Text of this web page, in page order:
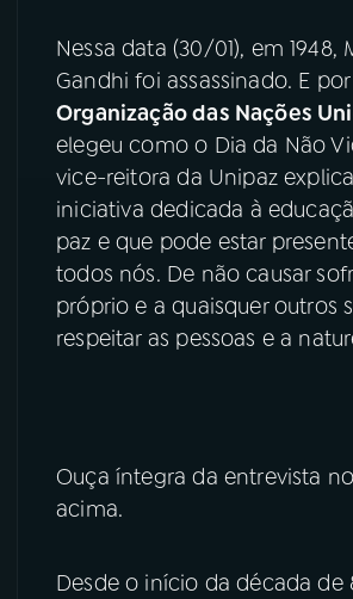
FESTIVAL DE MÚSICA
ACOMPANHE A RÁDIO NACIONAL
YouTube Facebook
Instagram
TikTok
Nessa data (30/01), em 1948,
Gandhi foi assassinado. E por
Organização das Nações
elegeu como o Dia da Não
vice-reitora da Unipaz
iniciativa dedicada à
paz e que pode estar
todos nós. De não causar
próprio e a quaisquer outros
respeitar as pessoas e a
Ouça íntegra da entrevista no
acima.
Desde o início da década de